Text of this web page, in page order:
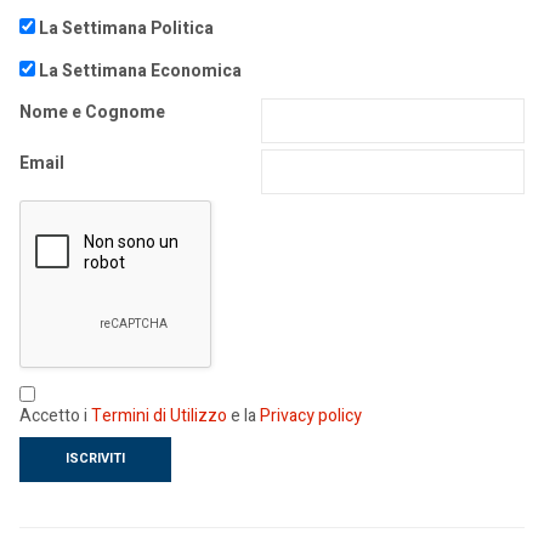
La Settimana Politica
La Settimana Economica
Nome e Cognome
Email
Accetto iTermini di Utilizzoe laPrivacy policy